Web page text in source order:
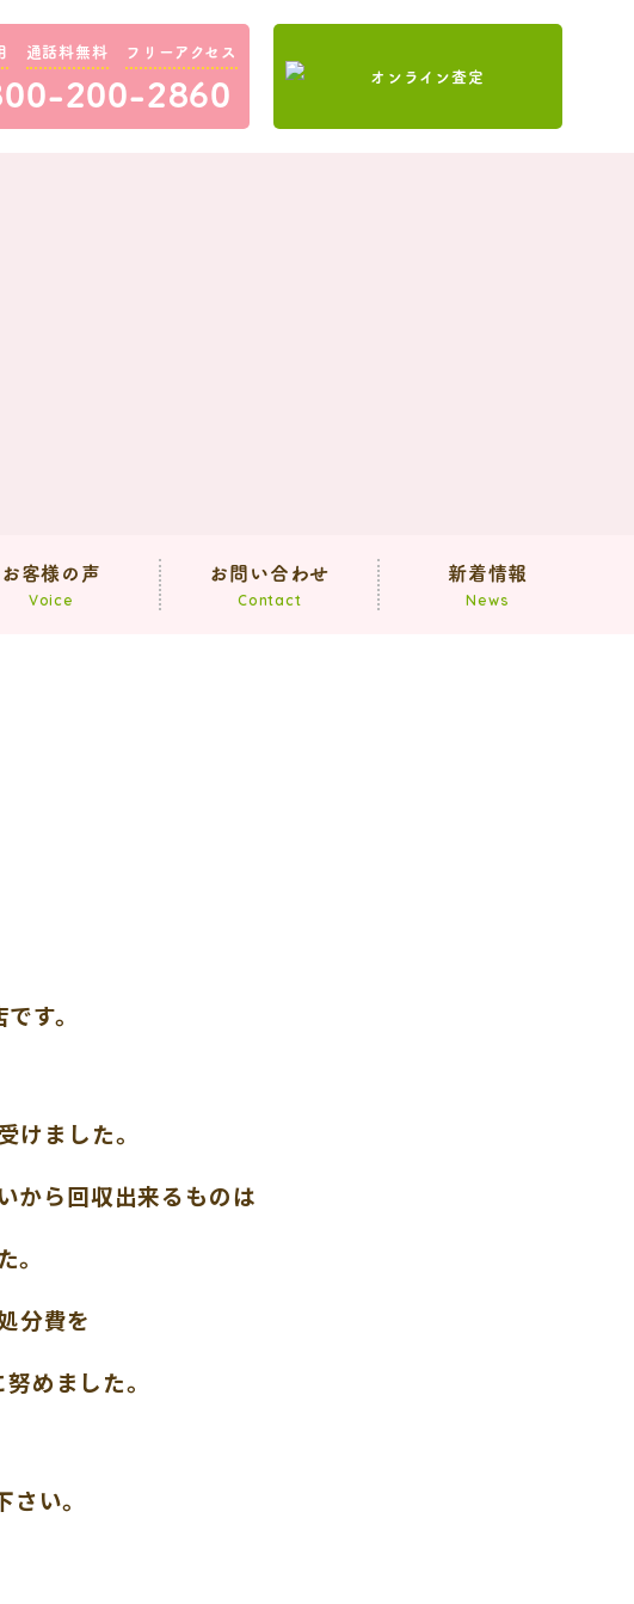
通話料無料 フリーアクセス
200-2860
お客様の声
Voice
お問い合わせ
Contact
新着情報
News
す。
けました。
から回収出来るものは
分費を
めました。
い。